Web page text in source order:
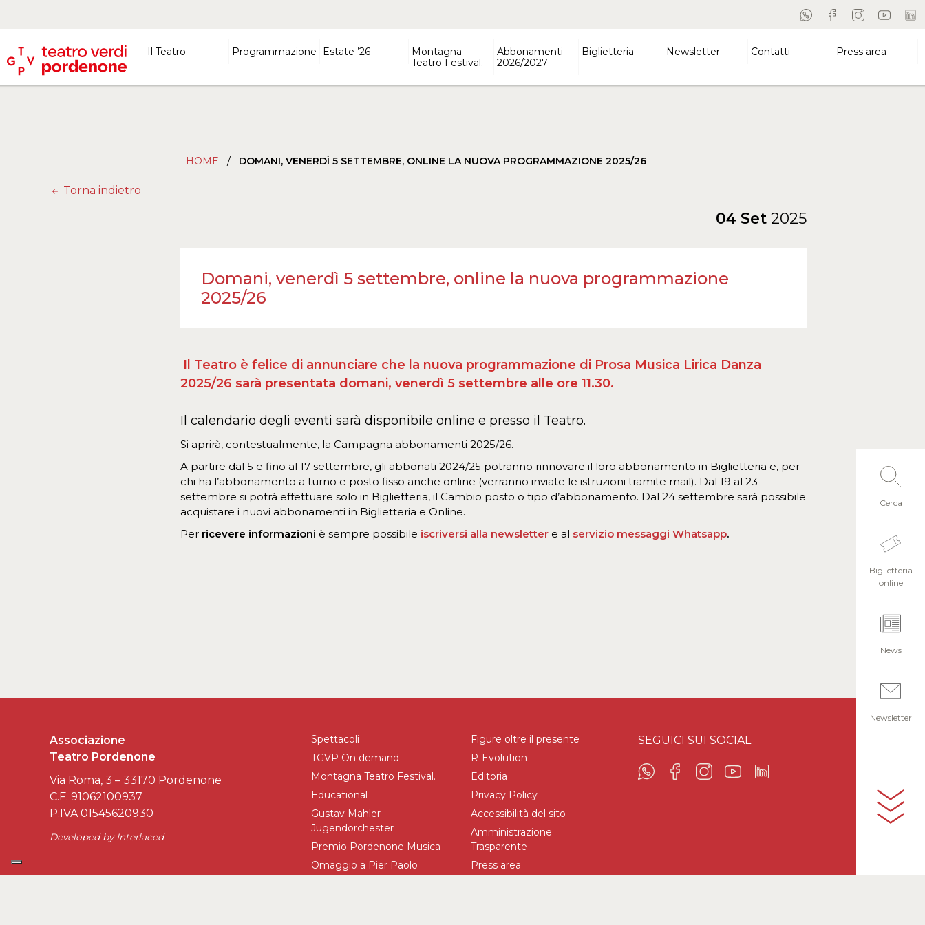
Il Teatro Programmazione Estate ’26
Montagna
Teatro Festival.
Abbonamenti
2026/2027
Biglietteria Newsletter Contatti Press area
HOME / DOMANI, VENERDÌ 5 SETTEMBRE, ONLINE LA NUOVA PROGRAMMAZIONE 2025/26
Torna indietro
04 Set 2025
Domani, venerdì 5 settembre, online la nuova programmazione
2025/26
Il Teatro è felice di annunciare che la nuova programmazione di Prosa Musica Lirica Danza
2025/26 sarà presentata domani, venerdì 5 settembre alle ore 11.30.
Il calendario degli eventi sarà disponibile online e presso il Teatro.
Si aprirà, contestualmente, la Campagna abbonamenti 2025/26.
A partire dal 5 e fino al 17 settembre, gli abbonati 2024/25 potranno rinnovare il loro abbonamento in Biglietteria e, per
chi ha l’abbonamento a turno e posto fisso anche online (verranno inviate le istruzioni tramite mail). Dal 19 al 23
settembre si potrà effettuare solo in Biglietteria, il Cambio posto o tipo d’abbonamento. Dal 24 settembre sarà possibile
acquistare i nuovi abbonamenti in Biglietteria e Online.
Per ricevere informazioni è sempre possibile iscriversi alla newsletter e al servizio messaggi Whatsapp.
Cerca
Biglietteria
online
News
Newsletter
Associazione
Teatro Pordenone
Via Roma, 3 – 33170 Pordenone
C.F. 91062100937
P.IVA 01545620930
Developed byInterlaced
Spettacoli
TGVP On demand
Montagna Teatro Festival.
Educational
Gustav Mahler
Jugendorchester
Premio Pordenone Musica
Omaggio a Pier Paolo
Figure oltre il presente
R-Evolution
Editoria
Privacy Policy
Accessibilità del sito
Amministrazione
Trasparente
Press area
SEGUICI SUI SOCIAL